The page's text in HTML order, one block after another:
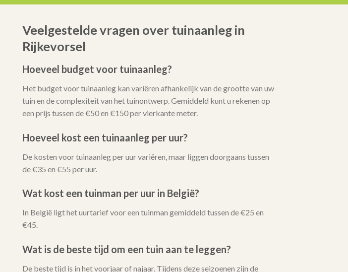
Veelgestelde vragen over tuinaanleg in
Rijkevorsel
Hoeveel budget voor tuinaanleg?
Het budget voor tuinaanleg kan variëren afhankelijk van de grootte van uw
tuin en de complexiteit van het tuinontwerp. Gemiddeld kunt u rekenen op
een prijs tussen de €50 en €150 per vierkante meter.
Hoeveel kost een tuinaanleg per uur?
De kosten voor tuinaanleg per uur variëren, maar liggen doorgaans tussen
de €35 en €55 per uur.
Wat kost een tuinman per uur in België?
In België ligt het uurtarief voor een tuinman gemiddeld tussen de €25 en
€45.
Wat is de beste tijd om een tuin aan te leggen?
De beste tijd is in het voorjaar of najaar. Tijdens deze seizoenen zijn de